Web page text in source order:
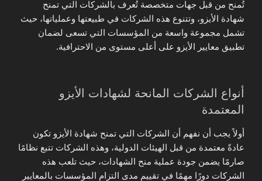
تُمنح من قبل جهات متخصصة تُعرف بالشركات التي تمنح
شهادة الأيزو، وتتنوع هذه الشركات في طبيعتها وعملياتها، حيث
تشمل مجموعة واسعة من المؤسسات التي تسعى لضمان
تطبيق معايير الأيزو على أعلى مستوى من الاحترافية.
أنواع الشركات المانحة لشهادات الأيزو
المعتمدة
أولاً يجب أن نفهم أن الشركات التي تمنح شهادة الأيزو تكون
عادةً معتمدة من قبل الهيئات الدولية، وهذه الشركات تتبع نظامًا
صارمًا يضمن جودة عملية منح الشهادات، حيث تلعب هذه
الشركات دورًا مهمًا في تقييم مدى التزام المؤسسات بالمعايير